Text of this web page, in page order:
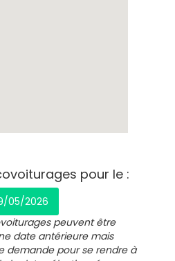
pour le :
05/2026
peuvent être
date antérieure mais
demande pour se rendre à